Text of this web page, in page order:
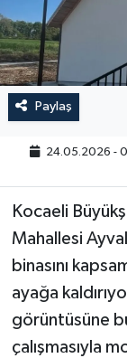
Paylaş
24.05.2026 -
Kocaeli
Mahallesi
binasını
ayağa
görüntüsüne
çalışmasıyla
RESMİ İLAN